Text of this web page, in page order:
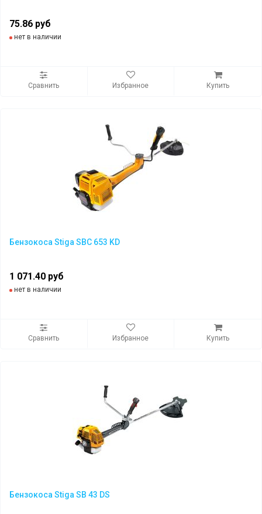
75.86 руб
нет в наличии
Сравнить Избранное Купить
Бензокоса Stiga SBC 653 KD
1 071.40 руб
нет в наличии
Сравнить Избранное Купить
Бензокоса Stiga SB 43 DS